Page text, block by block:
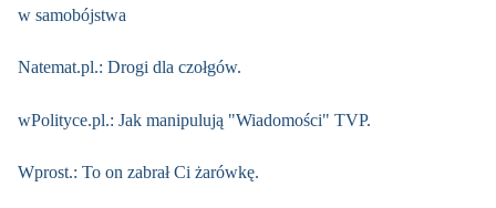
w samobójstwa
Natemat.pl.: Drogi dla czołgów.
wPolityce.pl.: Jak manipulują "Wiadomości" TVP.
Wprost.: To on zabrał Ci żarówkę.